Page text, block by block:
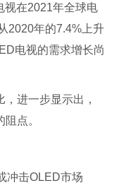
视在2021年全球电
2020年的7.4%上升
电视的需求增长尚
进一步显示出，
点。
冲击OLED市场